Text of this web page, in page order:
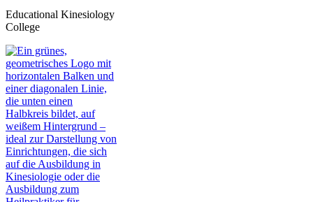
Educational Kinesiology
College